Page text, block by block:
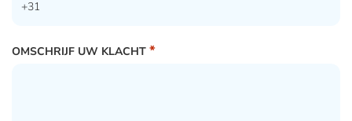
OMSCHRIJF UW KLACHT *